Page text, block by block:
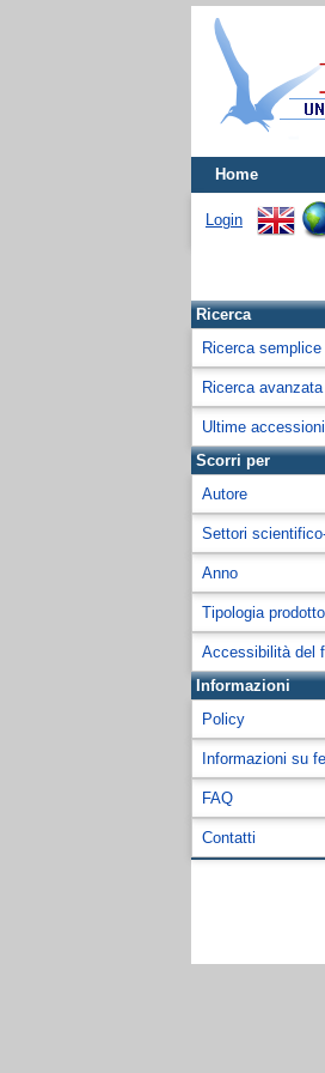
Home
Login
Ricerca
Ricerca semplice
Ricerca avanzata
Ultime accessioni
Scorri per
Autore
Settori
Anno
Tipologia prodotto
Accessibilità del
Informazioni
Policy
Informazioni su
FAQ
Contatti